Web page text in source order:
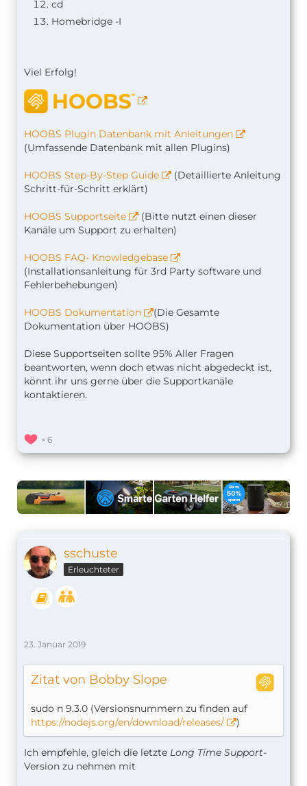
cd
Homebridge -I
Viel Erfolg!
HOOBS Plugin Datenbank mit Anleitungen
(Umfassende Datenbank mit allen Plugins)
HOOBS Step-By-Step Guide
(Detaillierte Anleitung
Schritt-für-Schritt erklärt)
HOOBS Supportseite
(Bitte nutzt einen dieser
Kanäle um Support zu erhalten)
HOOBS FAQ- Knowledgebase
(Installationsanleitung für 3rd Party software und
Fehlerbehebungen)
HOOBS Dokumentation
(Die Gesamte
Dokumentation über HOOBS)
Diese Supportseiten sollte 95% Aller Fragen
beantworten, wenn doch etwas nicht abgedeckt ist,
könnt ihr uns gerne über die Supportkanäle
kontaktieren.
6
sschuste
Erleuchteter
23. Januar 2019
Zitat von Bobby Slope
sudo n 9.3.0 (Versionsnummern zu finden auf
https://nodejs.org/en/download/releases/
)
Ich empfehle, gleich die letzte Long Time Support-
Version zu nehmen mit